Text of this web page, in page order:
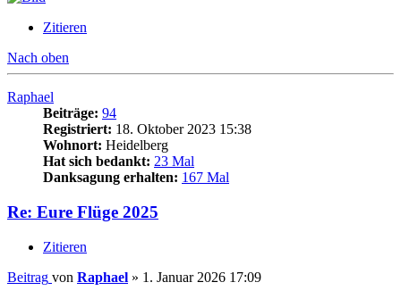
Zitieren
Nach oben
Raphael
Beiträge: 94
Registriert: 18. Oktober 2023 15:38
Wohnort: Heidelberg
Hat sich bedankt: 23 Mal
Danksagung erhalten: 167 Mal
Re: Eure Flüge 2025
Zitieren
Beitrag von Raphael » 1. Januar 2026 17:09